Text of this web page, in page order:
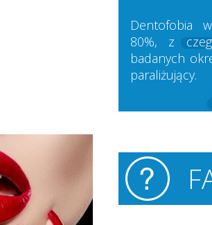
Dentofobia
80%, z
badanych
paraliżujący.